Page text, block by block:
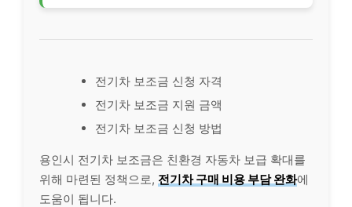
전기차 보조금 신청 자격
전기차 보조금 지원 금액
전기차 보조금 신청 방법
용인시 전기차 보조금은 친환경 자동차 보급 확대를
위해 마련된 정책으로, 전기차 구매 비용 부담 완화에
도움이 됩니다.